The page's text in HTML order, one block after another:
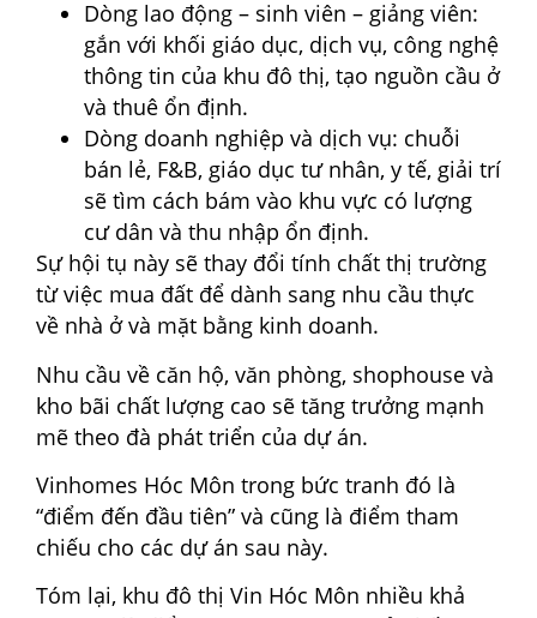
Dòng lao động – sinh viên – giảng viên:
gắn với khối giáo dục, dịch vụ, công nghệ
thông tin của khu đô thị, tạo nguồn cầu ở
và thuê ổn định.
Dòng doanh nghiệp và dịch vụ: chuỗi
bán lẻ, F&B, giáo dục tư nhân, y tế, giải trí
sẽ tìm cách bám vào khu vực có lượng
cư dân và thu nhập ổn định.
Sự hội tụ này sẽ thay đổi tính chất thị trường
từ việc mua đất để dành sang nhu cầu thực
về nhà ở và mặt bằng kinh doanh.
Nhu cầu về căn hộ, văn phòng, shophouse và
kho bãi chất lượng cao sẽ tăng trưởng mạnh
mẽ theo đà phát triển của dự án.
Vinhomes Hóc Môn trong bức tranh đó là
“điểm đến đầu tiên” và cũng là điểm tham
chiếu cho các dự án sau này.
Tóm lại, khu đô thị Vin Hóc Môn nhiều khả